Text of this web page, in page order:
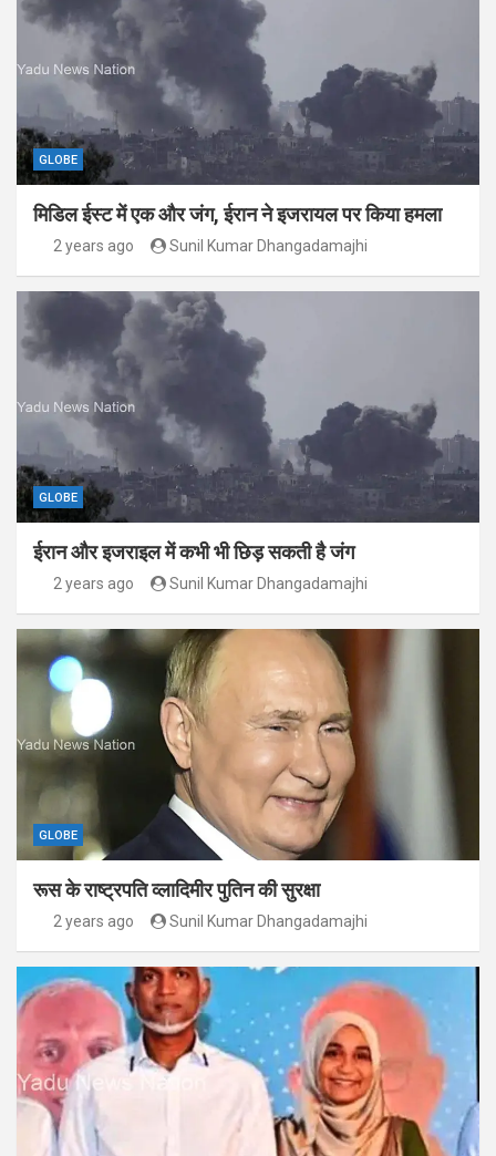
GLOBE
मिडिल ईस्ट में एक और जंग, ईरान ने इजरायल पर किया हमला
2 years ago Sunil Kumar Dhangadamajhi
GLOBE
ईरान और इजराइल में कभी भी छिड़ सकती है जंग
2 years ago Sunil Kumar Dhangadamajhi
GLOBE
रूस के राष्ट्रपति व्लादिमीर पुतिन की सुरक्षा
2 years ago Sunil Kumar Dhangadamajhi